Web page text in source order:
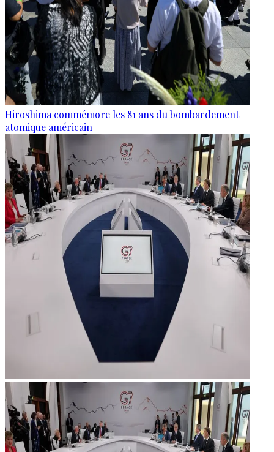
Hiroshima commémore les 81 ans du bombardement
atomique américain